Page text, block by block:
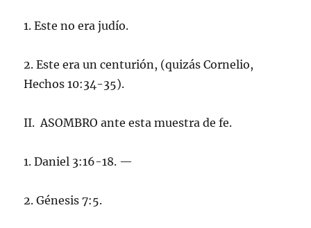
1. Este no era judío.
2. Este era un centurión, (quizás Cornelio,
Hechos 10:34-35).
II. ASOMBRO ante esta muestra de fe.
1. Daniel 3:16-18. —
2. Génesis 7:5.